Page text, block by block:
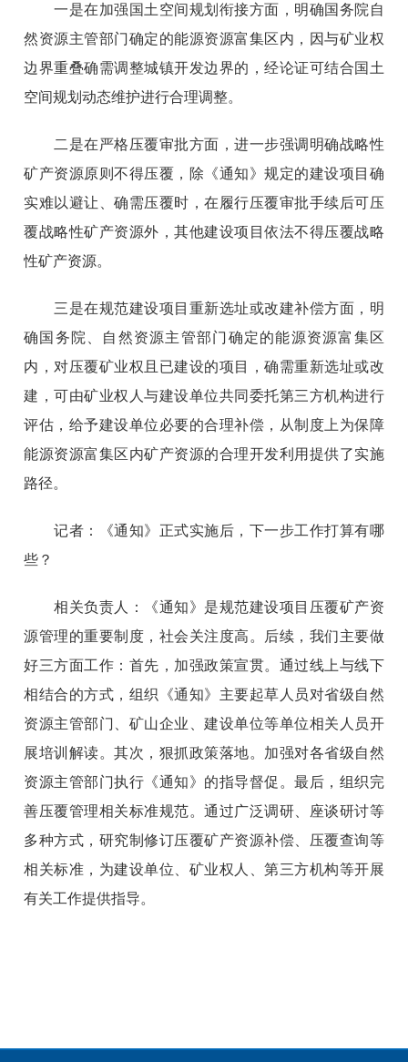
一是在加强国土空间规划衔接方面，明确国务院自
然资源主管部门确定的能源资源富集区内，因与矿业权
边界重叠确需调整城镇开发边界的，经论证可结合国土
空间规划动态维护进行合理调整。
二是在严格压覆审批方面，进一步强调明确战略性
矿产资源原则不得压覆，除《通知》规定的建设项目确
实难以避让、确需压覆时，在履行压覆审批手续后可压
覆战略性矿产资源外，其他建设项目依法不得压覆战略
性矿产资源。
三是在规范建设项目重新选址或改建补偿方面，明
确国务院、自然资源主管部门确定的能源资源富集区
内，对压覆矿业权且已建设的项目，确需重新选址或改
建，可由矿业权人与建设单位共同委托第三方机构进行
评估，给予建设单位必要的合理补偿，从制度上为保障
能源资源富集区内矿产资源的合理开发利用提供了实施
路径。
记者：《通知》正式实施后，下一步工作打算有哪
些？
相关负责人：《通知》是规范建设项目压覆矿产资
源管理的重要制度，社会关注度高。后续，我们主要做
好三方面工作：首先，加强政策宣贯。通过线上与线下
相结合的方式，组织《通知》主要起草人员对省级自然
资源主管部门、矿山企业、建设单位等单位相关人员开
展培训解读。其次，狠抓政策落地。加强对各省级自然
资源主管部门执行《通知》的指导督促。最后，组织完
善压覆管理相关标准规范。通过广泛调研、座谈研讨等
多种方式，研究制修订压覆矿产资源补偿、压覆查询等
相关标准，为建设单位、矿业权人、第三方机构等开展
有关工作提供指导。